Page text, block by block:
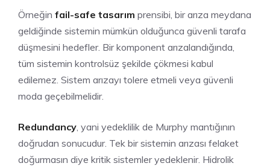
Örneğin fail-safe tasarım prensibi, bir arıza meydana
geldiğinde sistemin mümkün olduğunca güvenli tarafa
düşmesini hedefler. Bir komponent arızalandığında,
tüm sistemin kontrolsüz şekilde çökmesi kabul
edilemez. Sistem arızayı tolere etmeli veya güvenli
moda geçebilmelidir.
Redundancy , yani yedeklilik de Murphy mantığının
doğrudan sonucudur. Tek bir sistemin arızası felaket
doğurmasın diye kritik sistemler yedeklenir. Hidrolik